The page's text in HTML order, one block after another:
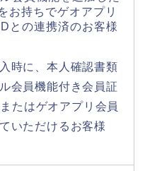
お持ちでゲオアプリ
との連携済のお客様
時に、本人確認書類
会員機能付き会員証
たはゲオアプリ会員
いただけるお客様